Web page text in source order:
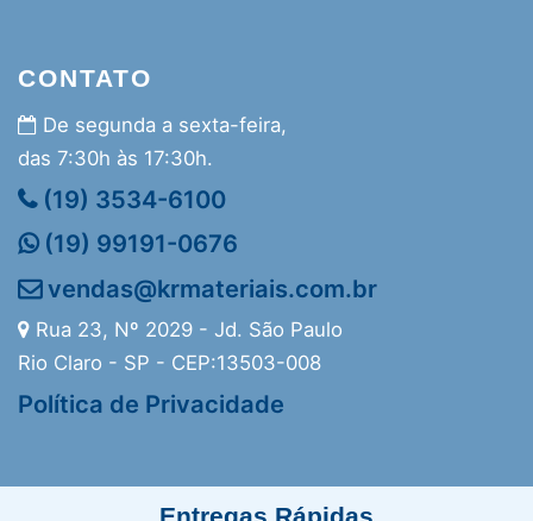
CONTATO
De segunda a sexta-feira,
das 7:30h às 17:30h.
(19) 3534-6100
(19) 99191-0676
vendas@krmateriais.com.br
Rua 23, Nº 2029 - Jd. São Paulo
Rio Claro - SP - CEP:13503-008
Política de Privacidade
Entregas Rápidas